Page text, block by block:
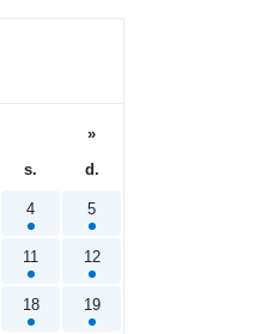
»
s. d.
4 5
11 12
18 19